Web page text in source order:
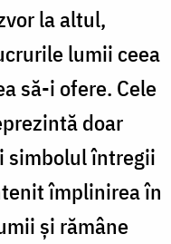
la altul,
lumii ceea
să-i ofere. Cele
doar
simbolul întregii
împlinirea în
și rămâne